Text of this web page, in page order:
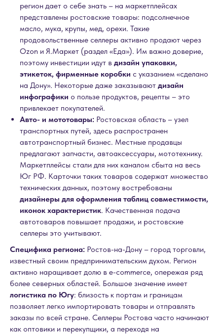
регион дает о себе знать – на маркетплейсах
представлены ростовские товары: подсолнечное
масло, мука, крупы, мед, орехи. Такие
продовольственные селлеры активно продают через
Ozon и Я.Маркет (раздел «Еда»). Им важно доверие,
поэтому инвестиции идут в дизайн упаковки,
этикеток, фирменные коробки с указанием «сделано
на Дону». Некоторые даже заказывают дизайн
инфографики о пользе продуктов, рецепты – это
привлекает покупателей.
Авто- и мототовары: Ростовская область – узел
транспортных путей, здесь распространен
автотранспортный бизнес. Местные продавцы
предлагают запчасти, автоаксессуары, мототехнику.
Маркетплейсы стали для них каналом сбыта на весь
Юг РФ. Карточки таких товаров содержат множество
технических данных, поэтому востребованы
дизайнеры для оформления таблиц совместимости,
иконок характеристик. Качественная подача
автотоваров повышает продажи, и ростовские
селлеры это учитывают.
Специфика региона: Ростов-на-Дону – город торговли,
известный своим предпринимательским духом. Регион
активно наращивает долю в e-commerce, опережая ряд
более северных областей. Большое значение имеет
логистика по Югу: близость к портам и границам
позволяет легко импортировать товары и отправлять
заказы по всей стране. Селлеры Ростова часто начинают
как оптовики и перекупщики, а переходя на